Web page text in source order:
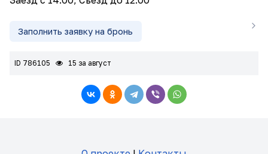
Заполнить заявку на бронь
ID 786105 15 за август